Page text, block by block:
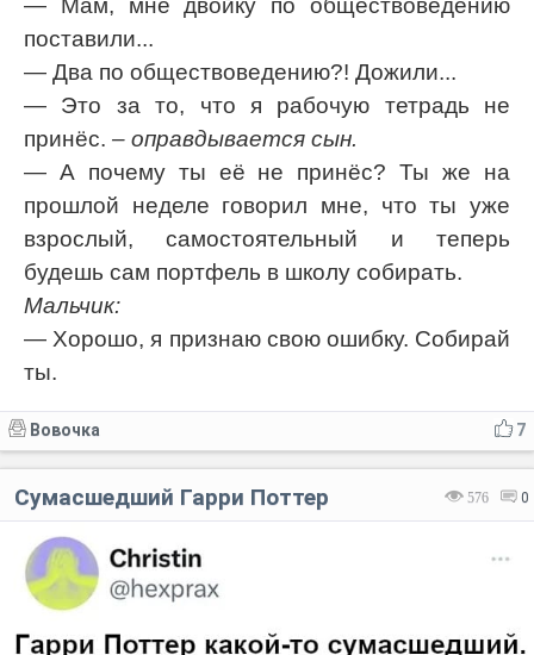
— Мам, мне двойку по обществоведению
поставили...
— Два по обществоведению?! Дожили...
— Это за то, что я рабочую тетрадь не
принёс. – оправдывается сын.
— А почему ты её не принёс? Ты же на
прошлой неделе говорил мне, что ты уже
взрослый, самостоятельный и теперь
будешь сам портфель в школу собирать.
Мальчик:
— Хорошо, я признаю свою ошибку. Собирай
ты.
7
Вовочка
576 0
Сумасшедший Гарри Поттер